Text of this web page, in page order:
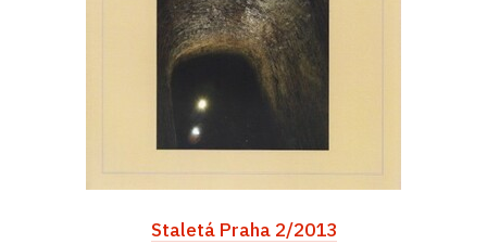
Staletá Praha 2/2013